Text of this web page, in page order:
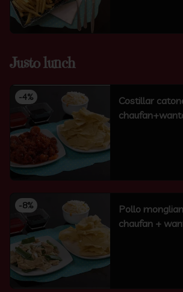
Justo lunch
-4%
Costillar
-8%
Pollo
chaufan +